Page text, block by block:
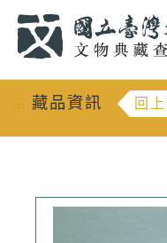
::: 藏品資訊 回